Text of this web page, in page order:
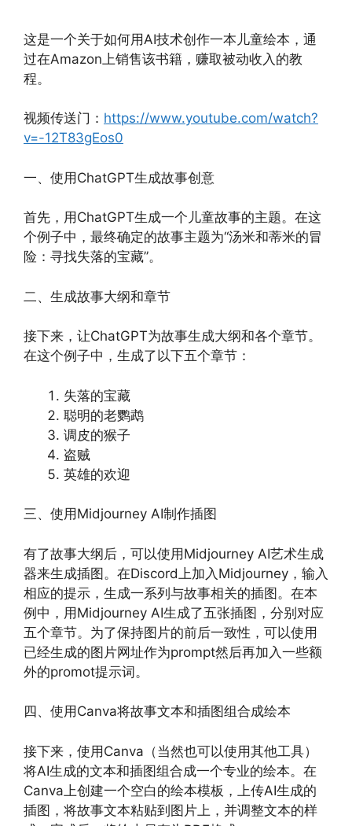
这是一个关于如何用AI技术创作一本儿童绘本，通
过在Amazon上销售该书籍，赚取被动收入的教
程。
视频传送门： https://www.youtube.com/watch?
v=-12T83gEos0
一、使用ChatGPT生成故事创意
首先，用ChatGPT生成一个儿童故事的主题。在这
个例子中，最终确定的故事主题为“汤米和蒂米的冒
险：寻找失落的宝藏”。
二、生成故事大纲和章节
接下来，让ChatGPT为故事生成大纲和各个章节。
在这个例子中，生成了以下五个章节：
失落的宝藏
聪明的老鹦鹉
调皮的猴子
盗贼
英雄的欢迎
三、使用Midjourney AI制作插图
有了故事大纲后，可以使用Midjourney AI艺术生成
器来生成插图。在Discord上加入Midjourney，输入
相应的提示，生成一系列与故事相关的插图。在本
例中，用Midjourney AI生成了五张插图，分别对应
五个章节。为了保持图片的前后一致性，可以使用
已经生成的图片网址作为prompt然后再加入一些额
外的promot提示词。
四、使用Canva将故事文本和插图组合成绘本
接下来，使用Canva（当然也可以使用其他工具）
将AI生成的文本和插图组合成一个专业的绘本。在
Canva上创建一个空白的绘本模板，上传AI生成的
插图，将故事文本粘贴到图片上，并调整文本的样